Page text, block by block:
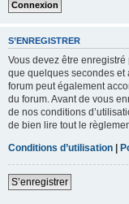
S’ENREGISTRER
Vous devez être enregistré
que quelques secondes et
forum peut également
du forum. Avant de vous
de nos conditions
de bien lire tout le
Conditions d’utilisation |
S’enregistrer